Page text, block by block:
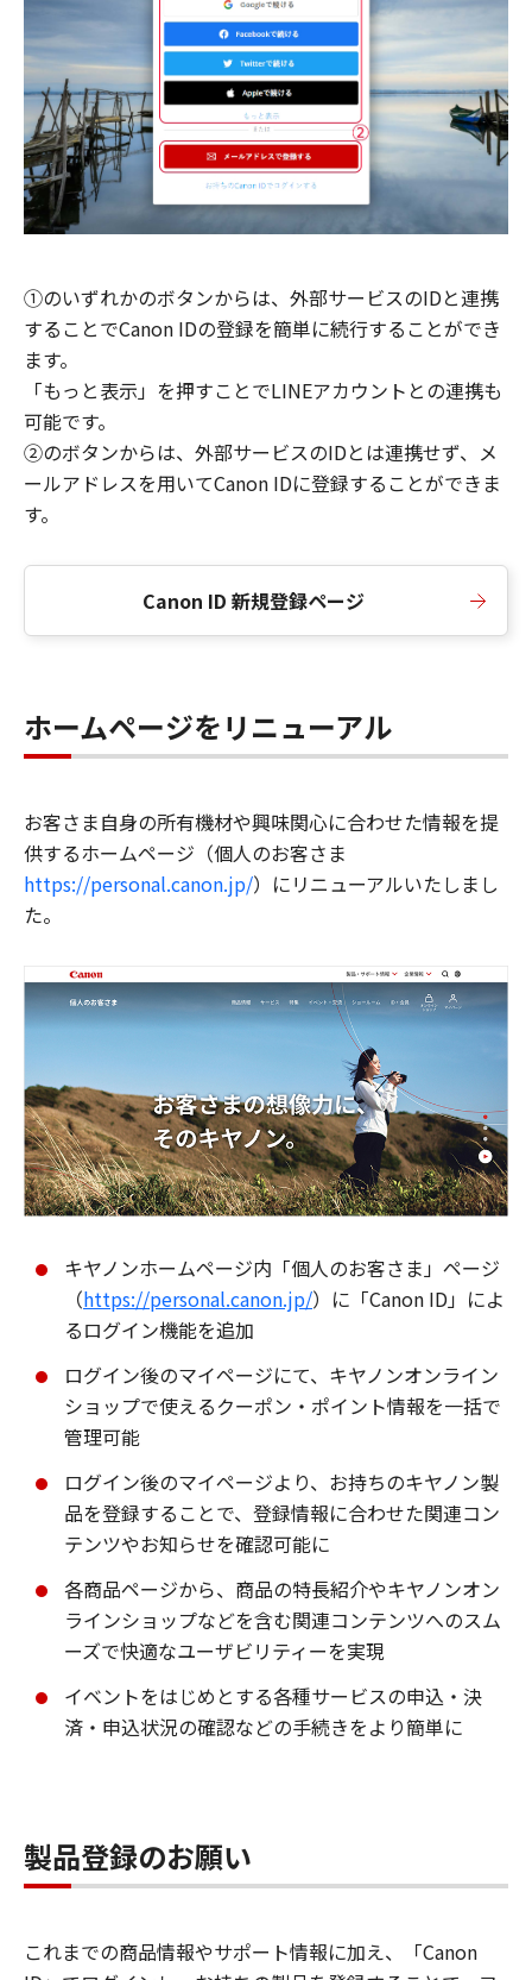
①のいずれかのボタンからは、外部サービスのIDと連携
することでCanon IDの登録を簡単に続行することができ
ます。
「もっと表示」を押すことでLINEアカウントとの連携も
可能です。
②のボタンからは、外部サービスのIDとは連携せず、メ
ールアドレスを用いてCanon IDに登録することができま
す。
Canon ID 新規登録ページ
ホームページをリニューアル
お客さま自身の所有機材や興味関心に合わせた情報を提
供するホームページ（個人のお客さま
https://personal.canon.jp/）にリニューアルいたしまし
た。
キヤノンホームページ内「個人のお客さま」ページ
（https://personal.canon.jp/）に「Canon ID」によ
るログイン機能を追加
ログイン後のマイページにて、キヤノンオンライン
ショップで使えるクーポン・ポイント情報を一括で
管理可能
ログイン後のマイページより、お持ちのキヤノン製
品を登録することで、登録情報に合わせた関連コン
テンツやお知らせを確認可能に
各商品ページから、商品の特長紹介やキヤノンオン
ラインショップなどを含む関連コンテンツへのスム
ーズで快適なユーザビリティーを実現
イベントをはじめとする各種サービスの申込・決
済・申込状況の確認などの手続きをより簡単に
製品登録のお願い
これまでの商品情報やサポート情報に加え、「Canon